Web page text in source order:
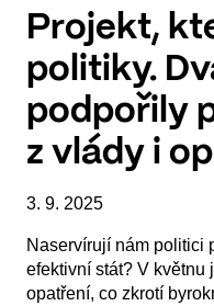
Podporovatelé 12
Politická podpora
Podpora veřejnosti
Kdo jsme
Kontakt
Projekt,
politiky.
podpořily
z vlády i
3. 9. 2025
Naservírují nám politici
efektivní stát? V květnu
opatření, co zkrotí